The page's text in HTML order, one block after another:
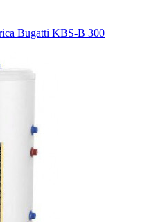
Bugatti KBS-B 300